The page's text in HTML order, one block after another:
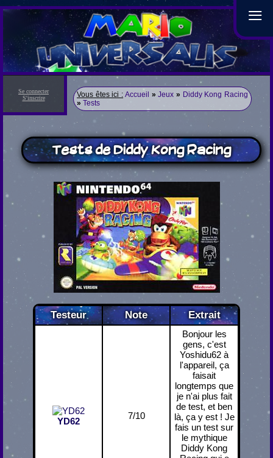
≡
Se connecter
S'inscrire
Vous êtes ici : Accueil » Jeux » Diddy Kong Racing
» Tests
Tests de Diddy Kong Racing
Testeur Note Extrait
YD62
7/10
Bonjour les
gens, c'est
Yoshidu62 à
l'appareil, ça
faisait
longtemps que
je n'ai plus fait
de test, et ben
là, ça y est ! Je
fais un test sur
le mythique
Diddy Kong